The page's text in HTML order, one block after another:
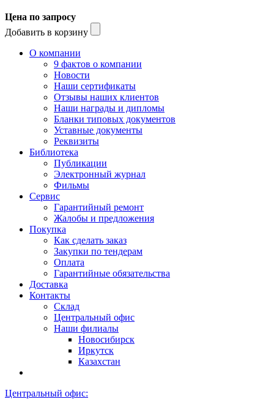
Цена по запросу
Добавить в корзину
О компании
9 фактов о компании
Новости
Наши сертификаты
Отзывы наших клиентов
Наши награды и дипломы
Бланки типовых документов
Уставные документы
Реквизиты
Библиотека
Публикации
Электронный журнал
Фильмы
Сервис
Гарантийный ремонт
Жалобы и предложения
Покупка
Как сделать заказ
Закупки по тендерам
Оплата
Гарантийные обязательства
Доставка
Контакты
Склад
Центральный офис
Наши филиалы
Новосибирск
Иркутск
Казахстан
Центральный офис: